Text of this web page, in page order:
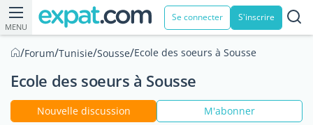
MENU
Se connecter S'inscrire
/Forum/Tunisie/Sousse/Ecole des soeurs à Sousse
Ecole des soeurs à Sousse
Nouvelle discussion M'abonner